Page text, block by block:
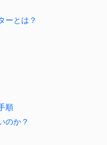
ーとは？
順
のか？